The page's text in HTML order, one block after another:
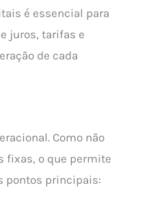
é essencial para
juros, tarifas e
de cada
Como não
fixas, o que permite
pontos principais: